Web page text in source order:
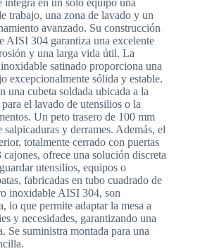
integra en un solo equipo una
trabajo, una zona de lavado y un
avanzado. Su construcción
AISI 304 garantiza una excelente
y una larga vida útil. La
satinado proporciona una
excepcionalmente sólida y estable.
una cubeta soldada ubicada a la
el lavado de utensilios o la
Un peto trasero de 100 mm
salpicaduras y derrames. Además, el
totalmente cerrado con puertas
ofrece una solución discreta
utensilios, equipos o
fabricadas en tubo cuadrado de
inoxidable AISI 304, son
lo que permite adaptar la mesa a
y necesidades, garantizando una
Se suministra montada para una